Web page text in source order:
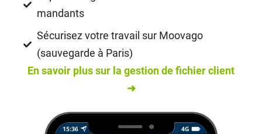
mandants
Sécurisez votre travail sur Moovago
(sauvegarde à Paris)
En savoir plus sur la gestion de fichier client
➜